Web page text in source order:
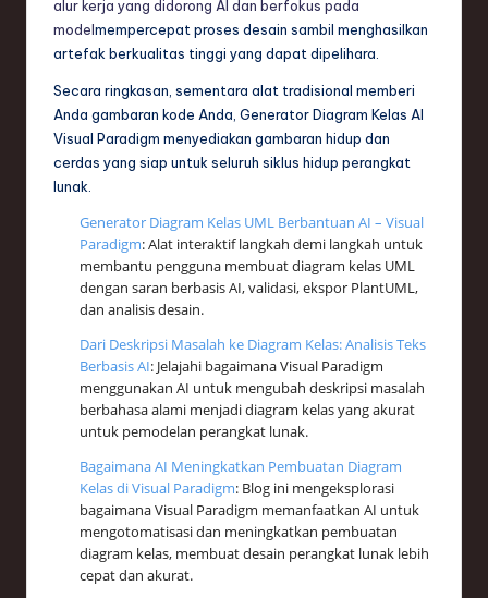
alur kerja yang didorong AI dan berfokus pada
modelmempercepat proses desain sambil menghasilkan
artefak berkualitas tinggi yang dapat dipelihara.
Secara ringkasan, sementara alat tradisional memberi
Anda gambaran kode Anda, Generator Diagram Kelas AI
Visual Paradigm menyediakan gambaran hidup dan
cerdas yang siap untuk seluruh siklus hidup perangkat
lunak.
Generator Diagram Kelas UML Berbantuan AI – Visual
Paradigm: Alat interaktif langkah demi langkah untuk
membantu pengguna membuat diagram kelas UML
dengan saran berbasis AI, validasi, ekspor PlantUML,
dan analisis desain.
Dari Deskripsi Masalah ke Diagram Kelas: Analisis Teks
Berbasis AI: Jelajahi bagaimana Visual Paradigm
menggunakan AI untuk mengubah deskripsi masalah
berbahasa alami menjadi diagram kelas yang akurat
untuk pemodelan perangkat lunak.
Bagaimana AI Meningkatkan Pembuatan Diagram
Kelas di Visual Paradigm: Blog ini mengeksplorasi
bagaimana Visual Paradigm memanfaatkan AI untuk
mengotomatisasi dan meningkatkan pembuatan
diagram kelas, membuat desain perangkat lunak lebih
cepat dan akurat.